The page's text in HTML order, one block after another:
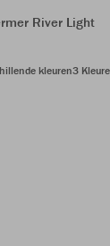
River Light
kleuren3